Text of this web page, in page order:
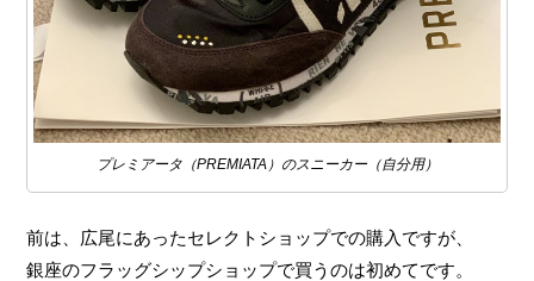
プレミアータ（PREMIATA）のスニーカー（自分用）
前は、広尾にあったセレクトショップでの購入ですが、
銀座のフラッグシップショップで買うのは初めてです。